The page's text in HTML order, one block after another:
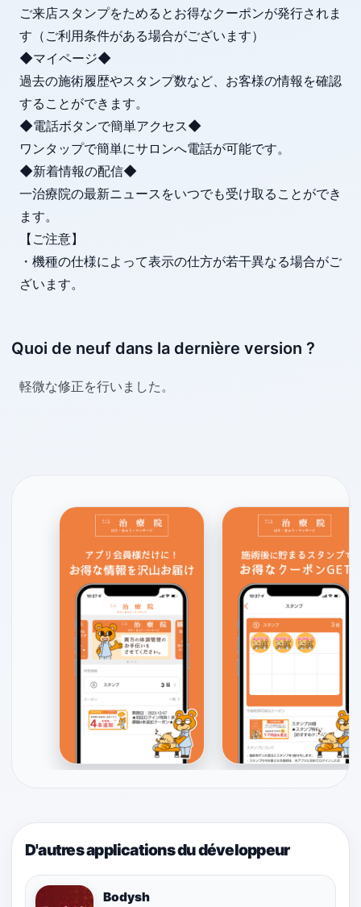
ご来店スタンプをためるとお得なクーポンが発行されま
す（ご利用条件がある場合がございます）
◆マイページ◆
過去の施術履歴やスタンプ数など、お客様の情報を確認
することができます。
◆電話ボタンで簡単アクセス◆
ワンタップで簡単にサロンへ電話が可能です。
◆新着情報の配信◆
一治療院の最新ニュースをいつでも受け取ることができ
ます。
【ご注意】
・機種の仕様によって表示の仕方が若干異なる場合がご
ざいます。
Quoi de neuf dans la dernière version ?
軽微な修正を行いました。
D'autres applications du développeur
Bodysh